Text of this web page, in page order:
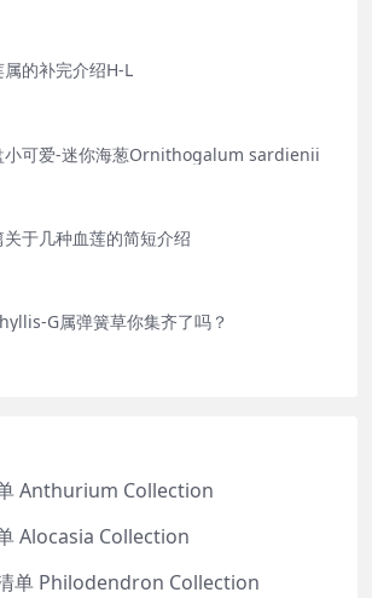
属的补完介绍H-L
小可爱-迷你海葱Ornithogalum sardienii
关于几种血莲的简短介绍
G属弹簧草你集齐了吗？
Anthurium Collection
Alocasia Collection
单 Philodendron Collection